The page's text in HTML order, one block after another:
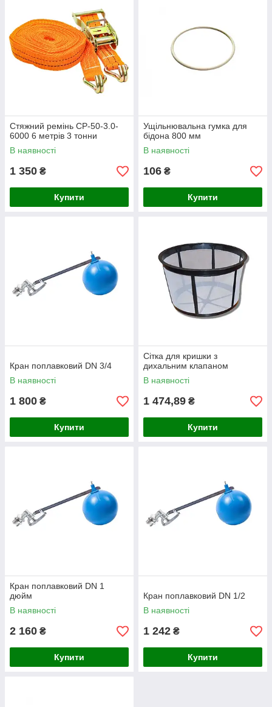
Стяжний ремінь СР-50-3.0-
6000 6 метрів 3 тонни
В наявності
1 350 ₴
Купити
Ущільнювальна гумка для
бідона 800 мм
В наявності
106 ₴
Купити
Кран поплавковий DN 3/4
В наявності
1 800 ₴
Купити
Сітка для кришки з
дихальним клапаном
В наявності
1 474,89 ₴
Купити
Кран поплавковий DN 1
дюйм
В наявності
2 160 ₴
Купити
Кран поплавковий DN 1/2
В наявності
1 242 ₴
Купити